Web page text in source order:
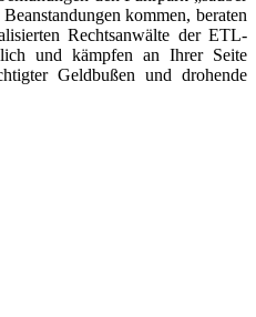
kommen, beraten
Rechtsanwälte der ETL-
und kämpfen an Ihrer Seite
Geldbußen und drohende